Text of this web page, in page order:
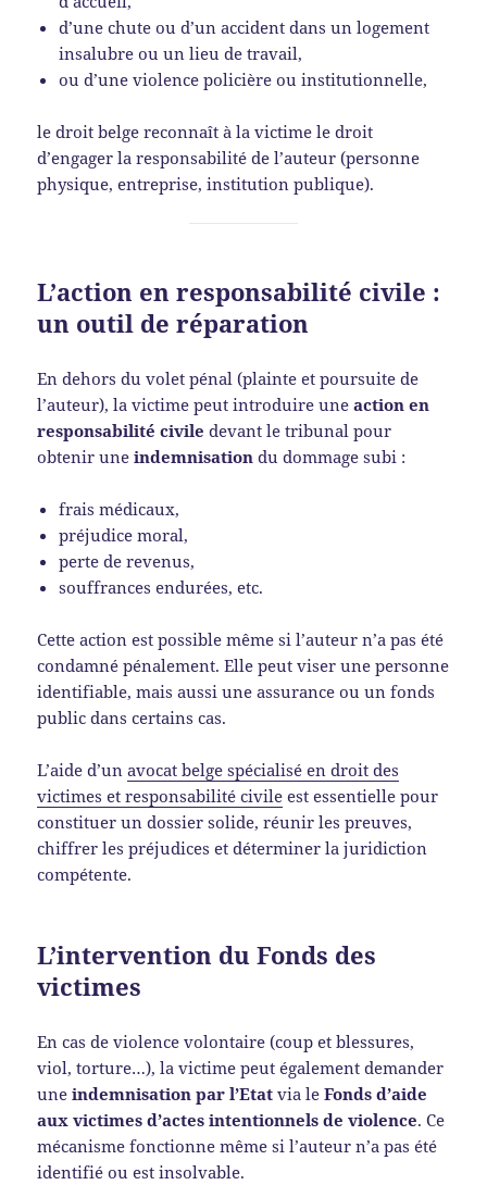
d’une chute ou d’un accident dans un logement
insalubre ou un lieu de travail,
ou d’une violence policière ou institutionnelle,
le droit belge reconnaît à la victime le droit
d’engager la responsabilité de l’auteur (personne
physique, entreprise, institution publique).
L’action en responsabilité civile :
un outil de réparation
En dehors du volet pénal (plainte et poursuite de
l’auteur), la victime peut introduire uneaction en
responsabilité civile devant le tribunal pour
obtenir uneindemnisation du dommage subi :
frais médicaux,
préjudice moral,
perte de revenus,
souffrances endurées, etc.
Cette action est possible même si l’auteur n’a pas été
condamné pénalement. Elle peut viser une personne
identifiable, mais aussi une assurance ou un fonds
public dans certains cas.
L’aide d’unavocat belge spécialisé en droit des
victimes et responsabilité civile est essentielle pour
constituer un dossier solide, réunir les preuves,
chiffrer les préjudices et déterminer la juridiction
compétente.
L’intervention du Fonds des
victimes
En cas de violence volontaire (coup et blessures,
viol, torture…), la victime peut également demander
uneindemnisation par l’Etat via leFonds d’aide
aux victimes d’actes intentionnels de violence. Ce
mécanisme fonctionne même si l’auteur n’a pas été
identifié ou est insolvable.